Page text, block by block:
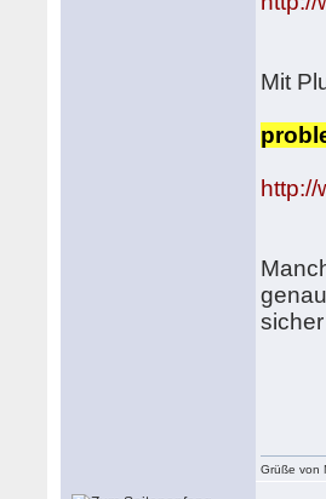
Mit
Grüße von